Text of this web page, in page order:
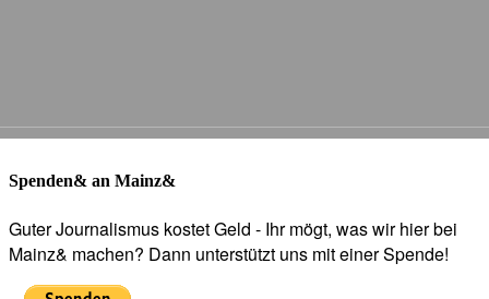
Spenden& an Mainz&
Guter Journalismus kostet Geld - Ihr mögt, was wir hier bei
Mainz& machen? Dann unterstützt uns mit einer Spende!